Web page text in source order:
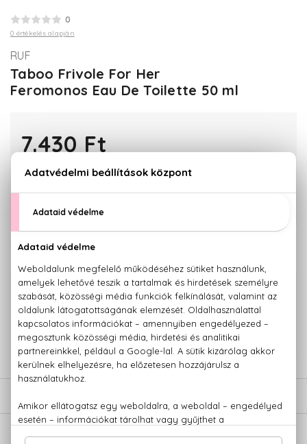
0
0 értékelés alapján
RUF
Taboo Frivole For Her
Feromonos Eau De Toilette 50 ml
7.430 Ft
KOSÁRBA TESZEM
Törzsvásárlóknak csak:
100% eredeti termékek, 14 napos visszaküldési garanciával
Kérdésed van, elakadtál? Hívd ügyfélszolgálatunkat:+36 20
779 1926